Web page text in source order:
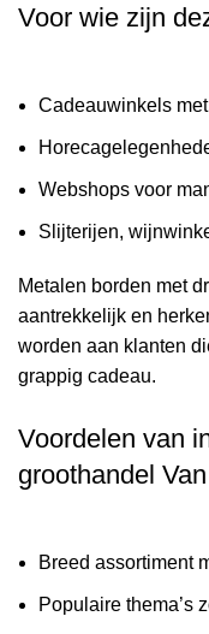
Voor wie zijn
Cadeauwinkels
Webshops voor
Slijterijen,
Metalen borden met
aantrekkelijk en
worden aan klanten
grappig cadeau.
Voordelen van
groothandel
Breed assortiment
Populaire thema’s